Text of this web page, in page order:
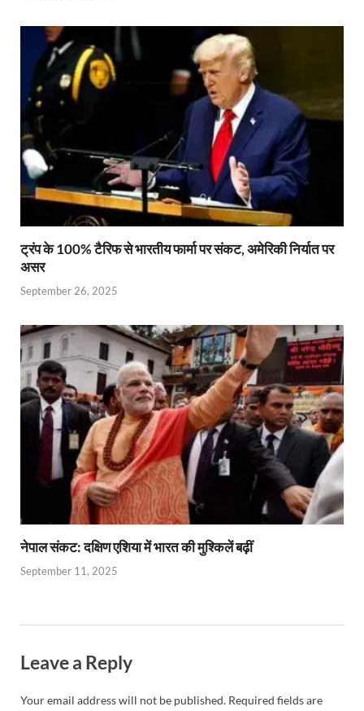
ट्रंप के 100% टैरिफ से भारतीय फार्मा पर संकट, अमेरिकी निर्यात पर
असर
September 26, 2025
नेपाल संकट: दक्षिण एशिया में भारत की मुश्किलें बढ़ीं
September 11, 2025
Leave a Reply
Your email address will not be published. Required fields are